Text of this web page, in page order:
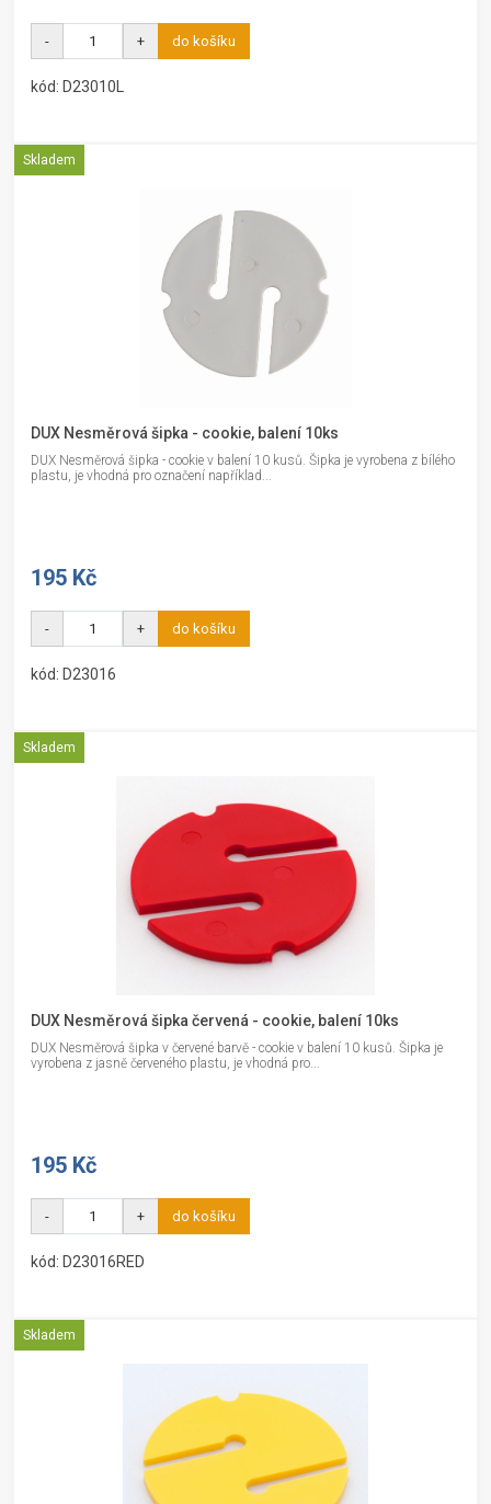
- + do košíku
kód: D23010L
Skladem
DUX Nesměrová šipka - cookie, balení 10ks
DUX Nesměrová šipka - cookie v balení 10 kusů. Šipka je vyrobena z bílého
plastu, je vhodná pro označení například...
195 Kč
- + do košíku
kód: D23016
Skladem
DUX Nesměrová šipka červená - cookie, balení 10ks
DUX Nesměrová šipka v červené barvě - cookie v balení 10 kusů. Šipka je
vyrobena z jasně červeného plastu, je vhodná pro...
195 Kč
- + do košíku
kód: D23016RED
Skladem